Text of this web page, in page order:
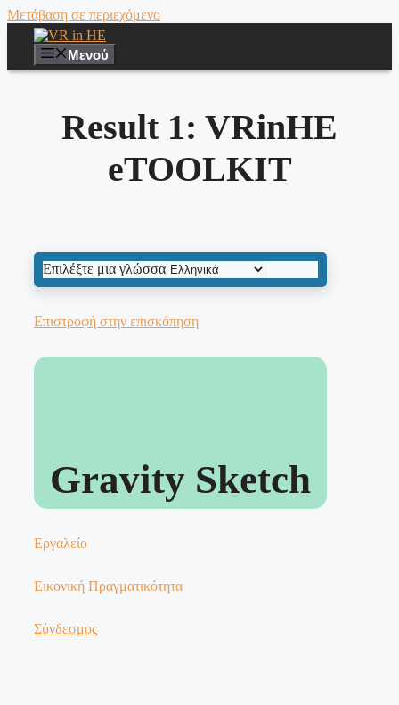
Μετάβαση σε περιεχόμενο
Μενού
Result 1: VRinHE
eTOOLKIT
Επιλέξτε μια γλώσσα
Επιστροφή στην επισκόπηση
Gravity Sketch
Εργαλείο
Εικονική Πραγματικότητα
Σύνδεσμος